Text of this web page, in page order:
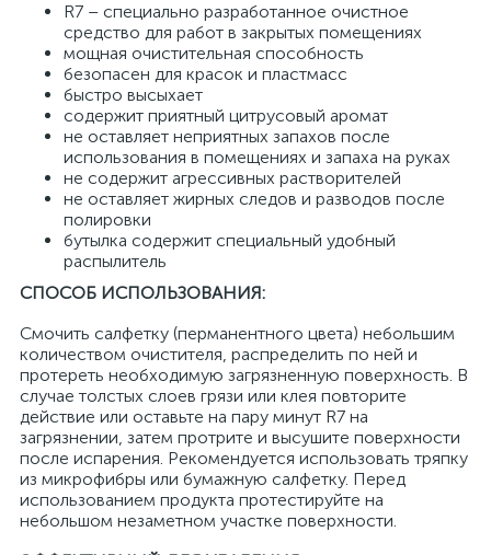
R7 – специально разработанное очистное
средство для работ в закрытых помещениях
мощная очистительная способность
безопасен для красок и пластмасс
быстро высыхает
содержит приятный цитрусовый аромат
не оставляет неприятных запахов после
использования в помещениях и запаха на руках
не содержит агрессивных растворителей
не оставляет жирных следов и разводов после
полировки
бутылка содержит специальный удобный
распылитель
СПОСОБ ИСПОЛЬЗОВАНИЯ:
Смочить салфетку (перманентного цвета) небольшим
количеством очистителя, распределить по ней и
протереть необходимую загрязненную поверхность. В
случае толстых слоев грязи или клея повторите
действие или оставьте на пару минут R7 на
загрязнении, затем протрите и высушите поверхности
после испарения. Рекомендуется использовать тряпку
из микрофибры или бумажную салфетку. Перед
использованием продукта протестируйте на
небольшом незаметном участке поверхности.